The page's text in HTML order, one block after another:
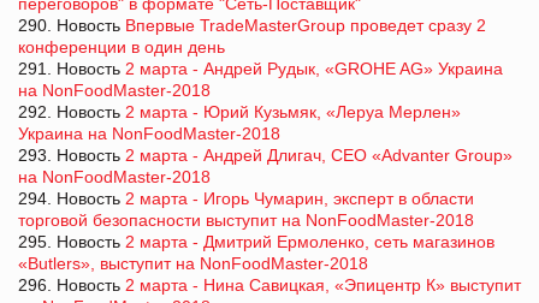
290. Новость Впервые TradeMasterGroup проведет сразу 2
конференции в один день
291. Новость 2 марта - Андрей Рудык, «GROHE AG» Украина
на NonFoodMaster-2018
292. Новость 2 марта - Юрий Кузьмяк, «Леруа Мерлен»
Украина на NonFoodMaster-2018
293. Новость 2 марта - Андрей Длигач, CEO «Advanter Group»
на NonFoodMaster-2018
294. Новость 2 марта - Игорь Чумарин, эксперт в области
торговой безопасности выступит на NonFoodMaster-2018
295. Новость 2 марта - Дмитрий Ермоленко, сеть магазинов
«Butlers», выступит на NonFoodMaster-2018
296. Новость 2 марта - Нина Савицкая, «Эпицентр К» выступит